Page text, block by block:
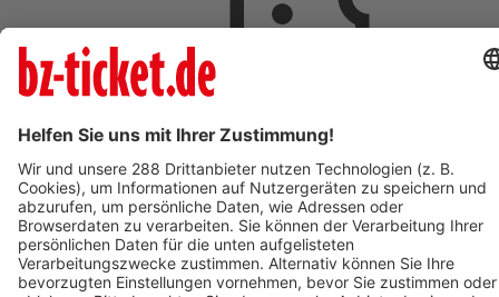
ab 18,00 €
AUG
So, 09:00
St. Pauler Waldgeschichten - Vivaldi der Waldwal - Ticket
zum Mars